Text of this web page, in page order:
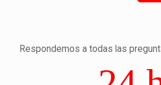
Respondemos a todas las